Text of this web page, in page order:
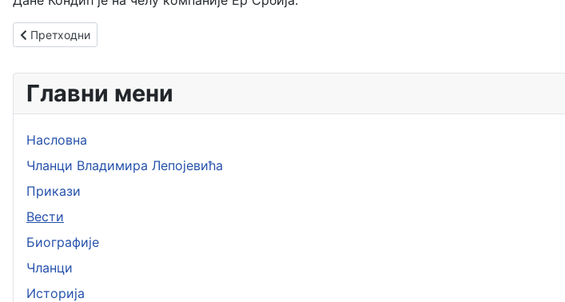
Претходни чланак: Промоција књиге "Цивилно ваздухопловство Краљевине Југославије"
Претходни
Главни мени
Насловна
Чланци Владимира Лепојевића
Прикази
Вести
Биографије
Чланци
Историја